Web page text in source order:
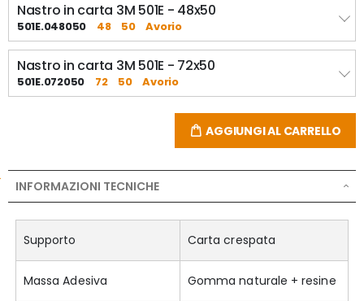
Nastro in carta 3M 501E - 48x50
501E.048050 48 50 Avorio
Nastro in carta 3M 501E - 72x50
501E.072050 72 50 Avorio
AGGIUNGI AL CARRELLO
INFORMAZIONI TECNICHE
Supporto Carta crespata
Massa Adesiva Gomma naturale + resine